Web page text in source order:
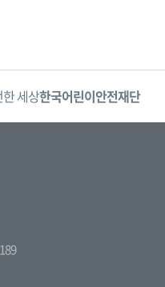
세상한국어린이안전재단